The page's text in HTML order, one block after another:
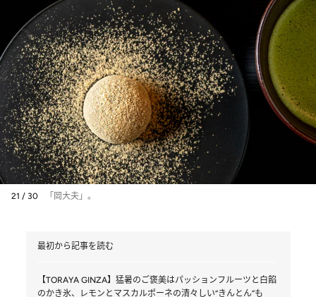
21 / 30 「岡大夫」。
最初から記事を読む
【TORAYA GINZA】猛暑のご褒美はパッションフルーツと白餡
のかき氷、レモンとマスカルポーネの清々しい“きんとん”も